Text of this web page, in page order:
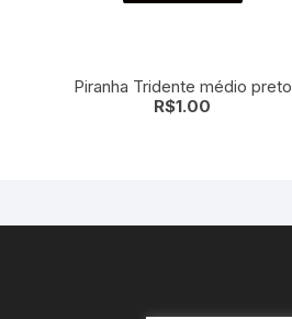
Piranha Tridente médio preto
R$1.00